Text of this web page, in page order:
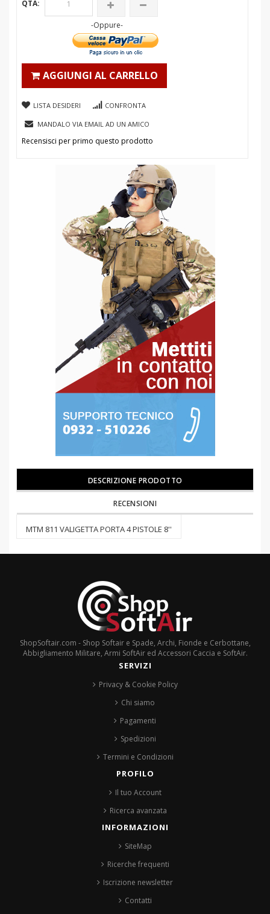
QTÀ:
-Oppure-
AGGIUNGI AL CARRELLO
LISTA DESIDERI CONFRONTA
MANDALO VIA EMAIL AD UN AMICO
Recensisci per primo questo prodotto
DESCRIZIONE PRODOTTO
RECENSIONI
MTM 811 VALIGETTA PORTA 4 PISTOLE 8''
ShopSoftair.com - Shop Softair e Spade, Archi, Fionde e Cerbottane,
Abbigliamento Militare, Armi SoftAir ed Accessori Caccia e SoftAir.
SERVIZI
Privacy & Cookie Policy
Chi siamo
Pagamenti
Spedizioni
Termini e Condizioni
PROFILO
Il tuo Account
Ricerca avanzata
INFORMAZIONI
SiteMap
Ricerche frequenti
Iscrizione newsletter
Contatti